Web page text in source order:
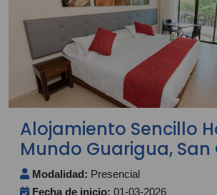
Alojamiento Sencillo
Mundo Guarigua, San
Modalidad: Presencial
Fecha de inicio: 01-03-2026